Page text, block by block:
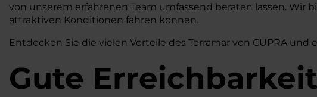
von unserem erfahrenen Team umfassend beraten lassen. Wir
attraktiven Konditionen fahren können.
Entdecken Sie die vielen Vorteile des Terramar von CUPRA
Gute Erreichbarkeit